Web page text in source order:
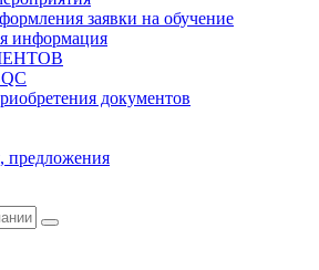
заявки на обучение
информация
документов
предложения